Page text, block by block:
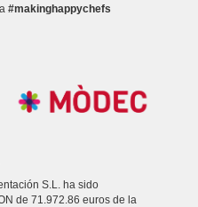
#makinghappychefs
S.L. ha sido
de 71.972.86 euros de la